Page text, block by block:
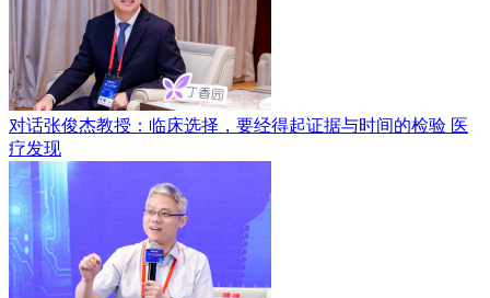
对话张俊杰教授：临床选择，要经得起证据与时间的检验 医
疗发现